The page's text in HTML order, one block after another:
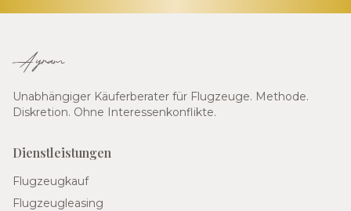
Ayram
Unabhängiger Käuferberater für Flugzeuge. Methode.
Diskretion. Ohne Interessenkonflikte.
Dienstleistungen
Flugzeugkauf
Flugzeugleasing